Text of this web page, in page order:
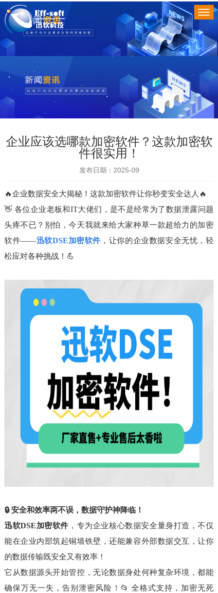
企业应该选哪款加密软件？这款加密软
件很实用！
发布日期：2025-09
🔥企业数据安全大揭秘！这款加密软件让你秒变安全达人🔥
👋 各位企业老板和IT大佬们，是不是经常为了数据泄露问题
头疼不已？别怕，今天我就来给大家种草一款超给力的加密
软件——迅软DSE加密软件 ，让你的企业数据安全无忧，轻
松应对各种挑战！💪
🔒 安全和效率两不误，数据守护神降临！
迅软DSE加密软件 ，专为企业核心数据安全量身打造，不仅
能在企业内部筑起铜墙铁壁，还能兼容外部数据交互，让你
的数据传输既安全又有效率！
它从数据源头开始管控，无论数据身处何种复杂环境，都能
确保万无一失，告别泄密风险！📂 全格式支持，加密无死